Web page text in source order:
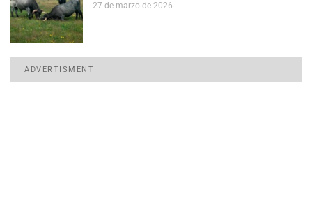
27 de marzo de 2026
ADVERTISMENT